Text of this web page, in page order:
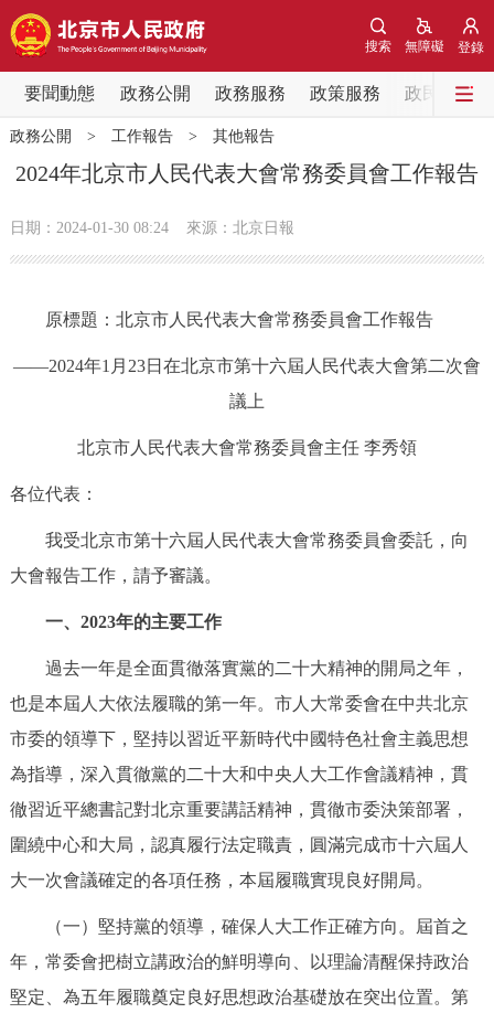
登錄
無障礙
搜索
要聞動態 政務公開 政務服務 政策服務 政民互動
要聞動態
黨中央精神 國務院資訊
政務公開
機構職能
政策兌現 政策解讀 回應關切
政務服務
個人服務 法人服務
便民服務 利企服務 投資項目
仲介服務 陽光政務
政民互動
12345網上接訴即辦 我要諮詢 我要建議
走進北京
政務公開 > 工作報告> 其他報告
2024年北京市人民代表大會常務委員會工作報告
日期：2024-01-30 08:24 來源：北京日報
原標題：北京市人民代表大會常務委員會工作報告
——2024年1月23日在北京市第十六屆人民代表大會第二次會
議上
北京市人民代表大會常務委員會主任 李秀領
各位代表：
我受北京市第十六屆人民代表大會常務委員會委託，向
大會報告工作，請予審議。
一、2023年的主要工作
過去一年是全面貫徹落實黨的二十大精神的開局之年，
也是本屆人大依法履職的第一年。市人大常委會在中共北京
市委的領導下，堅持以習近平新時代中國特色社會主義思想
為指導，深入貫徹黨的二十大和中央人大工作會議精神，貫
徹習近平總書記對北京重要講話精神，貫徹市委決策部署，
圍繞中心和大局，認真履行法定職責，圓滿完成市十六屆人
大一次會議確定的各項任務，本屆履職實現良好開局。
（一）堅持黨的領導，確保人大工作正確方向。屆首之
年，常委會把樹立講政治的鮮明導向、以理論清醒保持政治
堅定、為五年履職奠定良好思想政治基礎放在突出位置。第